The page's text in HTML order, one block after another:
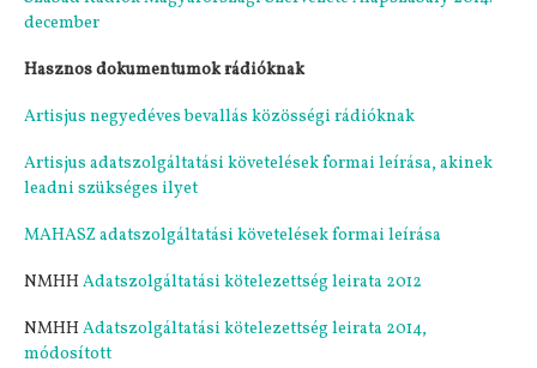
december
Hasznos dokumentumok rádióknak
Artisjus negyedéves bevallás közösségi rádióknak
Artisjus adatszolgáltatási követelések formai leírása, akinek
leadni szükséges ilyet
MAHASZ adatszolgáltatási követelések formai leírása
NMHH Adatszolgáltatási kötelezettség leirata 2012
NMHH Adatszolgáltatási kötelezettség leirata 2014,
módosított